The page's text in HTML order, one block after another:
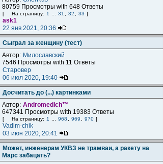
80759 Просмотры with 648 Ответы
[ На страницу: 1 31 32 33 ]
ask1
22 янв 2021, 20:36
Сыграл за женщину (тест)
Автор: Милославский
7546 Просмотры with 11 Ответы
Старовер
06 июл 2020, 19:40
Досчитать до (...) картинками
Автор: Andromedich™
647341 Просмотры with 19383 Ответы
[ На страницу: 1 968 969 970 ]
Vadim-chik
03 июн 2020, 20:41
Может, инженерам УКВЗ не трамваи, а ракету на
Марс забацать?